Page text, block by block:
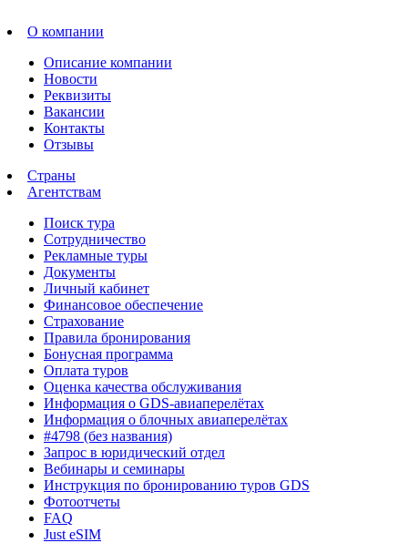
О компании
Описание компании
Новости
Реквизиты
Вакансии
Контакты
Отзывы
Страны
Агентствам
Поиск тура
Сотрудничество
Рекламные туры
Документы
Личный кабинет
Финансовое обеспечение
Страхование
Правила бронирования
Бонусная программа
Оплата туров
Оценка качества обслуживания
Информация о GDS-авиаперелётах
Информация о блочных авиаперелётах
#4798 (без названия)
Запрос в юридический отдел
Вебинары и семинары
Инструкция по бронированию туров GDS
Фотоотчеты
FAQ
Just eSIM